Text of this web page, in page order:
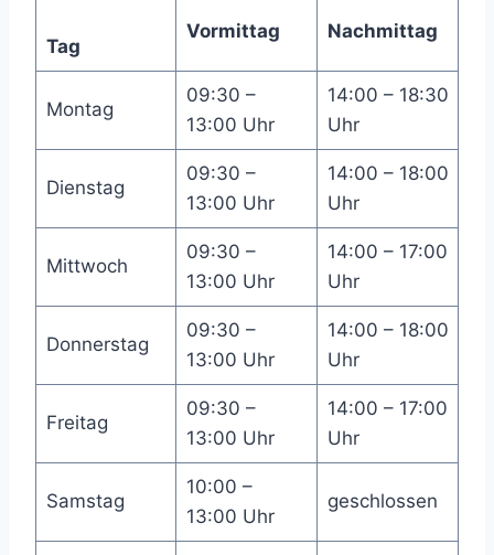
Tag
Vormittag Nachmittag
Montag
09:30 –
13:00 Uhr
14:00 – 18:30
Uhr
Dienstag
09:30 –
13:00 Uhr
14:00 – 18:00
Uhr
Mittwoch
09:30 –
13:00 Uhr
14:00 – 17:00
Uhr
Donnerstag
09:30 –
13:00 Uhr
14:00 – 18:00
Uhr
Freitag
09:30 –
13:00 Uhr
14:00 – 17:00
Uhr
Samstag
10:00 –
13:00 Uhr
geschlossen